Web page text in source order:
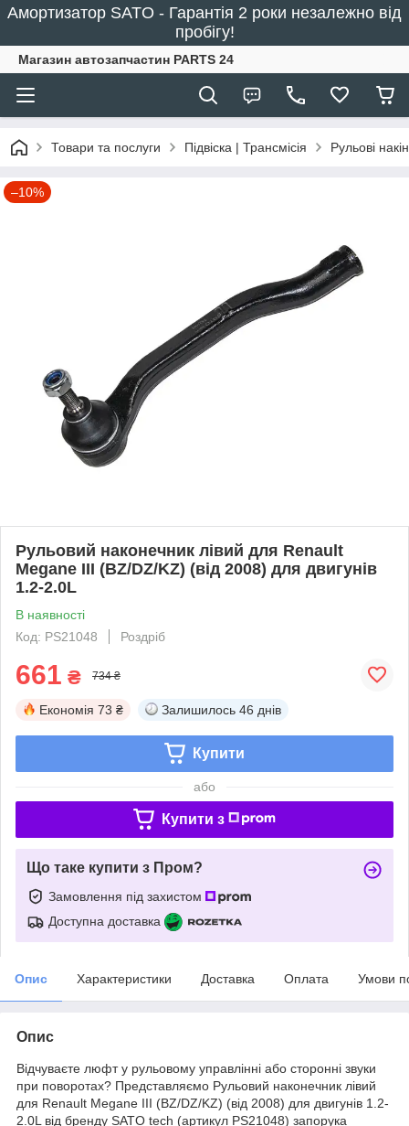
Амортизатор SATO - Гарантія 2 роки незалежно від
пробігу!
Магазин автозапчастин PARTS 24
Товари та послуги Підвіска | Трансмісія Рульові
–10%
Рульовий наконечник лівий для Renault
Megane III (BZ/DZ/KZ) (від 2008) для двигунів
1.2-2.0L
В наявності
Код: PS21048
Роздріб
661 ₴ 734 ₴
Економія 73 ₴ Залишилось 46 днів
Купити
або
Купити з
Що таке купити з Пром?
Замовлення під захистом
Доступна доставка
Опис Характеристики Доставка Оплата Умови
Опис
Відчуваєте люфт у рульовому управлінні або сторонні звуки
при поворотах? Представляємо Рульовий наконечник лівий
для Renault Megane III (BZ/DZ/KZ) (від 2008) для двигунів 1.2-
2.0L від бренду SATO tech (артикул PS21048) запорука